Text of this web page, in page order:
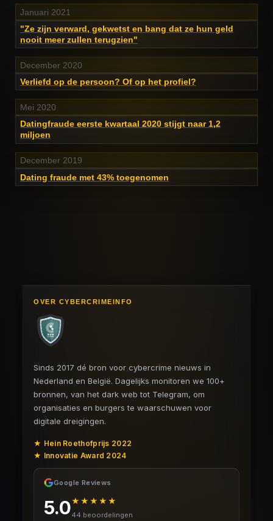
Januari 2021
"Ze zijn verward, gekwetst en bang dat ze hun geld
nooit meer zullen terugzien"
December 2020
Verliefd op de persoon? Of op het profiel?
Mei 2020
Datingfraude eerste kwartaal 2020 stijgt naar 1,2
miljoen
December 2019
Dating fraude met 43% toegenomen
OVER CYBERCRIMEINFO
Sinds 2017 dé bron voor cybercrime nieuws in
Nederland en België. Dagelijks monitoren we 100+
bronnen, van het dark web tot Telegram, om
organisaties en burgers te waarschuwen voor
digitale dreigingen.
★ Hein Roethofprijs 2022
★ Innovatie Award 2024
Google Reviews
5.0★★★★★
44 beoordelingen